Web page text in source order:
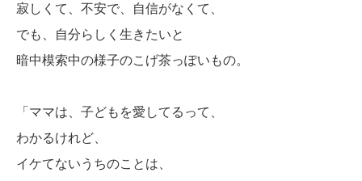
寂しくて、不安で、自信がなくて、
でも、自分らしく生きたいと
暗中模索中の様子のこげ茶っぽいもの。
「ママは、子どもを愛してるって、
わかるけれど、
イケてないうちのことは、